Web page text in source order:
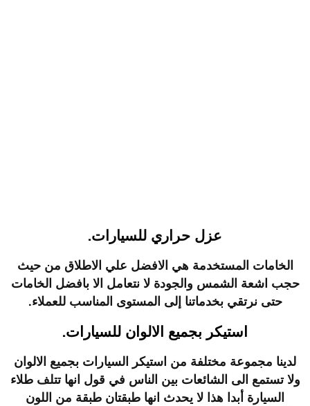
عزل حراري للسيارات.
الخامات المستخدمة هي الافضل علي الاطلاق من حيث
حجب اشعة الشمس والجودة لا نتعامل الا بافضل الخامات
حتى نرتقي بخدماتنا إلى المستوى المناسب للعملاء.
استيكر بجميع الالوان للسيارات.
لدينا مجموعة مختلفة من استيكر السيارات بجميع الالوان
ولا تستمع الى الشائعات بين الناس في قول انها تتلف طلاء
السيارة أبدا هذا لا يحدث انها طبقتان طبقة من اللون